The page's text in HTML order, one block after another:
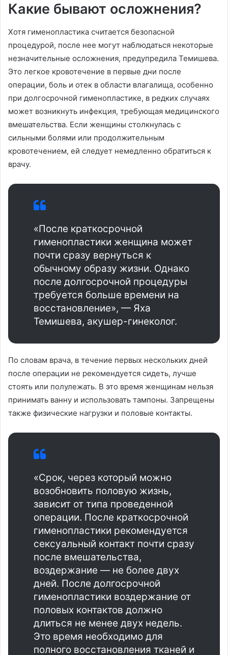
Какие бывают осложнения?
Хотя гименопластика считается безопасной
процедурой, после нее могут наблюдаться некоторые
незначительные осложнения, предупредила Темишева.
Это легкое кровотечение в первые дни после
операции, боль и отек в области влагалища, особенно
при долгосрочной гименопластике, в редких случаях
может возникнуть инфекция, требующая медицинского
вмешательства. Если женщины столкнулась с
сильными болями или продолжительным
кровотечением, ей следует немедленно обратиться к
врачу.
«После краткосрочной
гименопластики женщина может
почти сразу вернуться к
обычному образу жизни. Однако
после долгосрочной процедуры
требуется больше времени на
восстановление», — Яха
Темишева, акушер-гинеколог.
По словам врача, в течение первых нескольких дней
после операции не рекомендуется сидеть, лучше
стоять или полулежать. В это время женщинам нельзя
принимать ванну и использовать тампоны. Запрещены
также физические нагрузки и половые контакты.
«Срок, через который можно
возобновить половую жизнь,
зависит от типа проведенной
операции. После краткосрочной
гименопластики рекомендуется
сексуальный контакт почти сразу
после вмешательства,
воздержание — не более двух
дней. После долгосрочной
гименопластики воздержание от
половых контактов должно
длиться не менее двух недель.
Это время необходимо для
полного восстановления тканей и